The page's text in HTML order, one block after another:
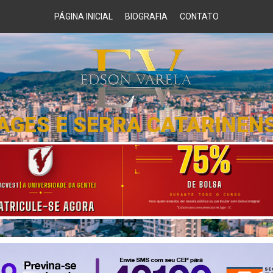
PÁGINA INICIAL BIOGRAFIA CONTATO
E SERRA